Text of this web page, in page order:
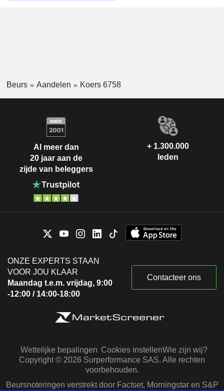
Beurs Aandelen Koers 6758
Al meer dan
20 jaar aan de
zijde van beleggers
+ 1.300.000
leden
ONZE EXPERTS STAAN
VOOR JOU KLAAR
Maandag t.e.m. vrijdag, 9:00
-12:00 / 14:00-18:00
Contacteer ons
Wettelijke bepalingen Cookies instellenWie zijn wij?
Copyright © 2026 Surperformance SAS. Alle rechten
voorbehouden.
Beursnoteringen verstrekt door Factset, Morningstar en S&P